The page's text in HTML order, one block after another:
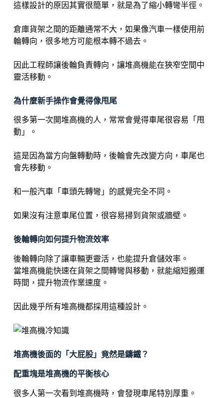
這樣設計的原因其實很簡單，就是為了縮小轉彎半徑。
倉庫貨架之間的距離通常不大，如果像汽車一樣使用前
輪轉向，很多地方可能根本轉不過去。
因此工程師讓後輪負責轉向，讓堆高機能在狹窄空間中
靈活移動。
為什麼新手操作會覺得像甩尾
很多第一次開堆高機的人，常常會覺得車尾很容易「甩
動」。
這是因為當方向盤轉動時，後輪會先改變方向，車尾也
會先移動。
和一般汽車「車頭先轉彎」的感覺完全不同。
如果沒有注意車尾位置，很容易掃到貨架或牆壁。
後輪轉向如何提升物流效率
後輪轉向除了讓車輛更靈活，也能提升倉儲效率。
當堆高機能快速在貨架之間轉彎與移動，就能縮短搬運
時間，提升物流作業速度。
因此幾乎所有堆高機都採用這種設計。
堆高機後面的「大屁股」竟然是鑄鐵？
配重塊是堆高機的平衡核心
很多人第一次看到堆高機時，會發現車尾特別厚重。